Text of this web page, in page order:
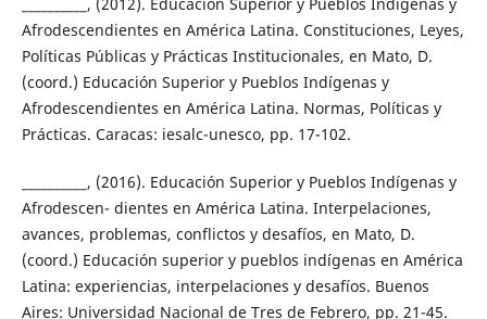
Afrodescendientes en América Latina. Constituciones, Leyes,
Políticas Públicas y Prácticas Institucionales, en Mato, D.
(coord.) Educación Superior y Pueblos Indígenas y
Afrodescendientes en América Latina. Normas, Políticas y
Prácticas. Caracas: iesalc-unesco, pp. 17-102.
__________, (2016). Educación Superior y Pueblos Indígenas y
Afrodescen- dientes en América Latina. Interpelaciones,
avances, problemas, conflictos y desafíos, en Mato, D.
(coord.) Educación superior y pueblos indígenas en América
Latina: experiencias, interpelaciones y desafíos. Buenos
Aires: Universidad Nacional de Tres de Febrero, pp. 21-45.